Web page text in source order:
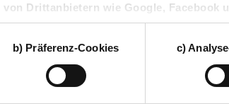
Drittanbietern wie Google, Facebook
und zu eigenen Zwecken
geräteübergreifend mit
Webseite können Sie selbst
b) Präferenz-Cookies c)